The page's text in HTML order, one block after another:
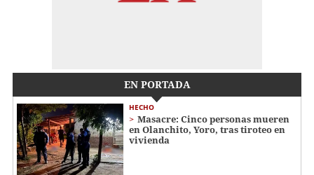
EN PORTADA
HECHO
Masacre: Cinco personas mueren
en Olanchito, Yoro, tras tiroteo en
vivienda